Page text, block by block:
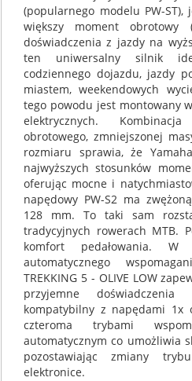
(popularnego modelu PW-ST),
większy moment obrotowy
doświadczenia z jazdy na
ten uniwersalny silnik
codziennego dojazdu, jazdy
miastem, weekendowych
tego powodu jest montowany
elektrycznych.
obrotowego, zmniejszonej
rozmiaru sprawia, że
najwyższych stosunków
oferując mocne i
napędowy PW-S2 ma
128 mm. To taki sam
tradycyjnych rowerach MTB.
komfort pedałowania.
automatycznego
TREKKING 5 - OLIVE LOW
przyjemne
kompatybilny z napędami 1x
czteroma trybami
automatycznym co umożliwia
pozostawiając zmiany
elektronice.